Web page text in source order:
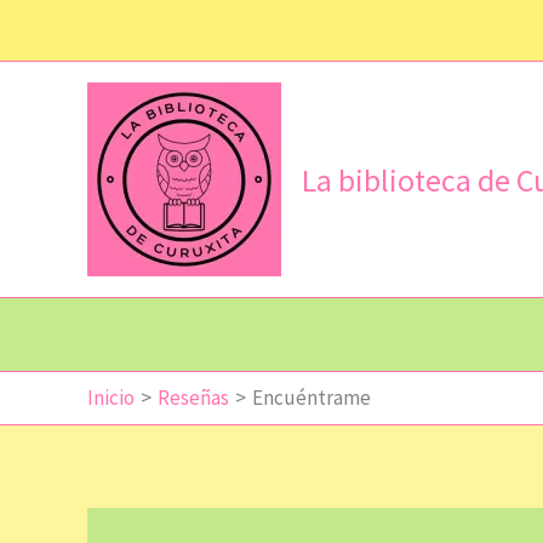
contenido
La biblioteca de
Inicio Reseñas Encuéntrame